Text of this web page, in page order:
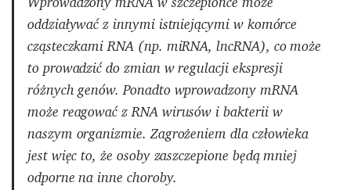
oddziaływać z innymi istniejącymi w komórce
cząsteczkami RNA (np. miRNA, lncRNA), co może
to prowadzić do zmian w regulacji ekspresji
różnych genów. Ponadto wprowadzony mRNA
może reagować z RNA wirusów i bakterii w
naszym organizmie. Zagrożeniem dla człowieka
jest więc to, że osoby zaszczepione będą mniej
odporne na inne choroby.